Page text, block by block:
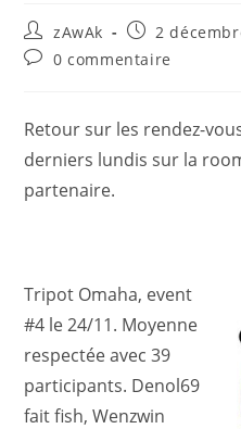
zAwAk 2
0 commentaire
Retour sur les rendez-
derniers lundis sur la
partenaire.
Tripot Omaha, event
#4 le 24/11. Moyenne
respectée avec 39
participants. Denol69
fait fish, Wenzwin